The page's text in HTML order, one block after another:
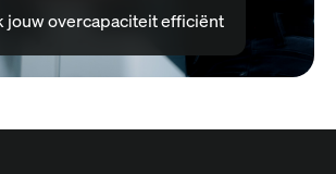
jouw overcapaciteit efficiënt